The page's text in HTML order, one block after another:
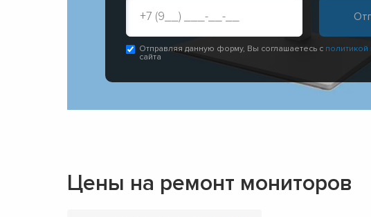
Отправляя данную форму, Вы соглашаетесь с
сайта
Цены на ремонт мониторов